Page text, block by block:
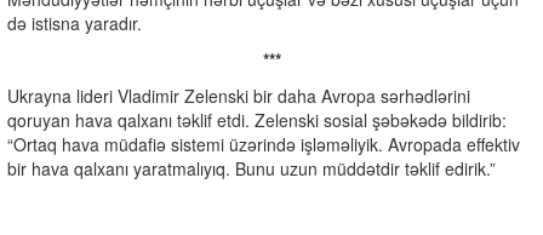
də istisna yaradır.
***
Ukrayna lideri Vladimir Zelenski bir daha Avropa sərhədlərini
qoruyan hava qalxanı təklif etdi. Zelenski sosial şəbəkədə bildirib:
“Ortaq hava müdafiə sistemi üzərində işləməliyik. Avropada effektiv
bir hava qalxanı yaratmalıyıq. Bunu uzun müddətdir təklif edirik.”